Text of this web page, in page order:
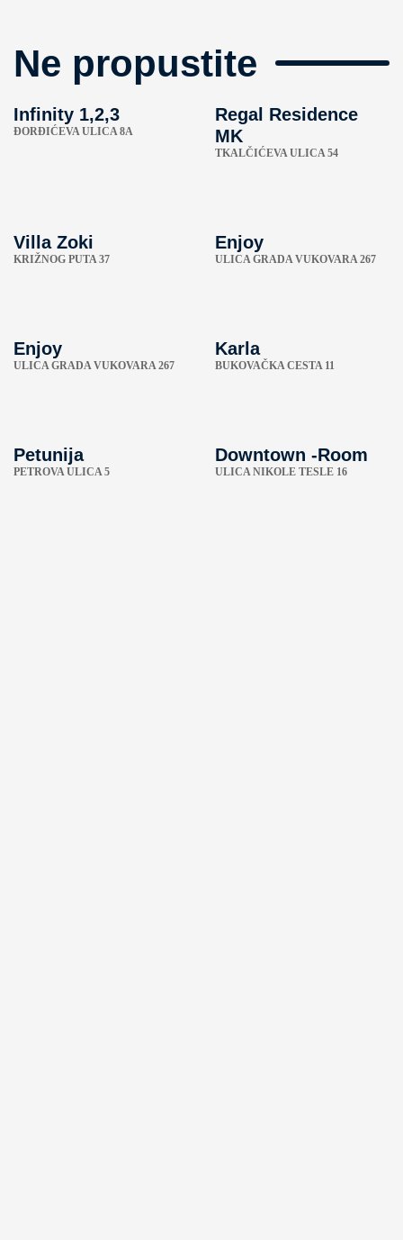
Ne propustite
Infinity 1,2,3
ÐORĐIĆEVA ULICA 8A
Regal Residence
MK
TKALČIĆEVA ULICA 54
Villa Zoki
KRIŽNOG PUTA 37
Enjoy
ULICA GRADA VUKOVARA 267
Enjoy
ULICA GRADA VUKOVARA 267
Karla
BUKOVAČKA CESTA 11
Petunija
PETROVA ULICA 5
Downtown -Room
ULICA NIKOLE TESLE 16